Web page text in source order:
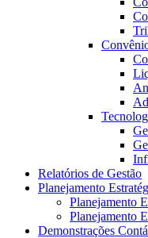
Relatórios de Gestão
Planejamento
Planejamento
Planejamento
Demonstrações